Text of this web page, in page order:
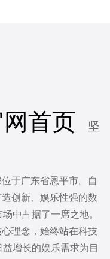
网首页
坚
于广东省恩平市。自
创新、娱乐性强的数
中占据了一席之地。
理念，始终站在科技
增长的娱乐需求为目